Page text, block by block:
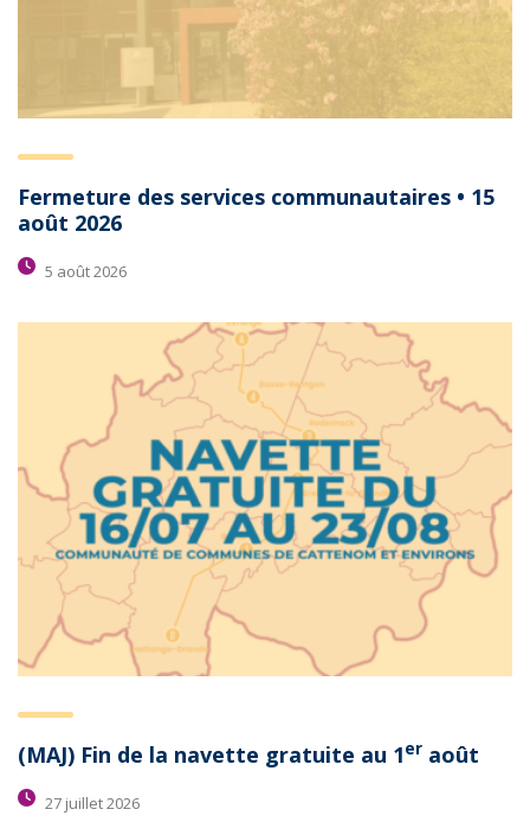
Fermeture des services communautaires • 15
août 2026
5 août 2026
(MAJ) Fin de la navette gratuite au 1er août
27 juillet 2026